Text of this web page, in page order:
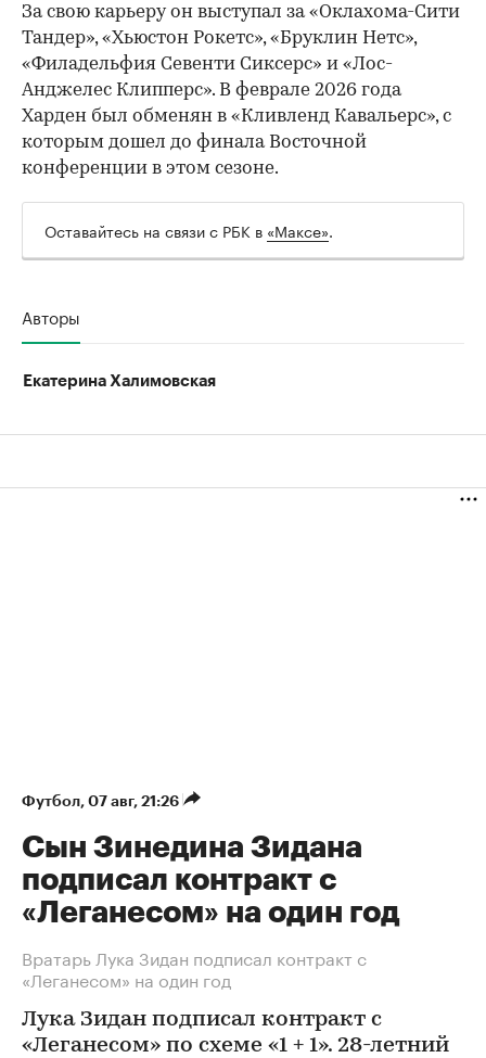
За свою карьеру он выступал за «Оклахома-Сити
Тандер», «Хьюстон Рокетс», «Бруклин Нетс»,
«Филадельфия Севенти Сиксерс» и «Лос-
Анджелес Клипперс». В феврале 2026 года
Харден был обменян в «Кливленд Кавальерс», с
которым дошел до финала Восточной
конференции в этом сезоне.
Оставайтесь на связи с РБК в «Максе».
Авторы
Екатерина Халимовская
Футбол 07 авг, 21:26
Сын Зинедина Зидана
подписал контракт с
«Леганесом» на один год
Вратарь Лука Зидан подписал контракт с
«Леганесом» на один год
Лука Зидан подписал контракт с
«Леганесом» по схеме «1 + 1». 28-летний